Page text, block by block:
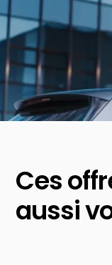
Ces
aussi